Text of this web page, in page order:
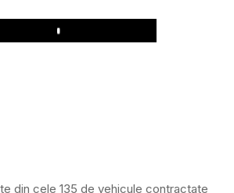
Play
din cele 135 de vehicule contractate